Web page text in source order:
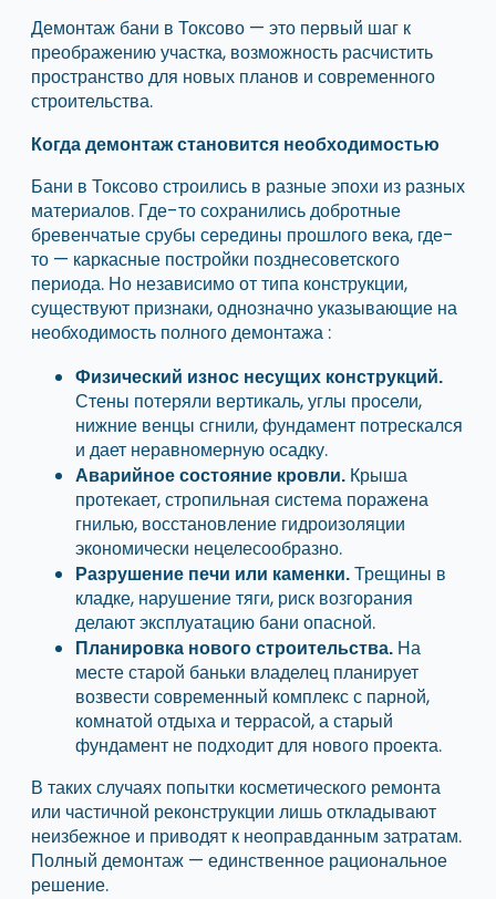
Демонтаж бани в Токсово — это первый шаг к
преображению участка, возможность расчистить
пространство для новых планов и современного
строительства.
Когда демонтаж становится необходимостью
Бани в Токсово строились в разные эпохи из разных
материалов. Где-то сохранились добротные
бревенчатые срубы середины прошлого века, где-
то — каркасные постройки позднесоветского
периода. Но независимо от типа конструкции,
существуют признаки, однозначно указывающие на
необходимость полного демонтажа :
Физический износ несущих конструкций.
Стены потеряли вертикаль, углы просели,
нижние венцы сгнили, фундамент потрескался
и дает неравномерную осадку.
Аварийное состояние кровли. Крыша
протекает, стропильная система поражена
гнилью, восстановление гидроизоляции
экономически нецелесообразно.
Разрушение печи или каменки. Трещины в
кладке, нарушение тяги, риск возгорания
делают эксплуатацию бани опасной.
Планировка нового строительства. На
месте старой баньки владелец планирует
возвести современный комплекс с парной,
комнатой отдыха и террасой, а старый
фундамент не подходит для нового проекта.
В таких случаях попытки косметического ремонта
или частичной реконструкции лишь откладывают
неизбежное и приводят к неоправданным затратам.
Полный демонтаж — единственное рациональное
решение.